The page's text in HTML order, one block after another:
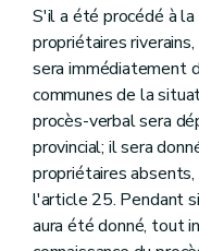
S'il a été procédé à
propriétaires
sera immédiatement
communes de la
procès-verbal sera
provincial; il sera
propriétaires
l'article 25. Pendant
aura été donné, tout